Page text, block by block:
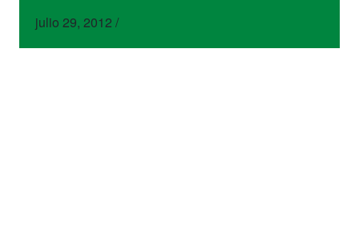
julio 29, 2012 /